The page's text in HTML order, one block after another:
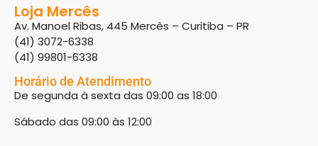
Loja Mercês
Av. Manoel Ribas, 445 Mercês – Curitiba – PR
(41) 3072-6338
(41) 99801-6338
Horário de Atendimento
De segunda à sexta das 09:00 as 18:00
Sábado das 09:00 às 12:00